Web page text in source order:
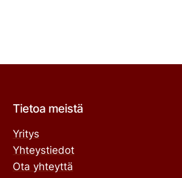
Tietoa meistä
Yritys
Yhteystiedot
Ota yhteyttä